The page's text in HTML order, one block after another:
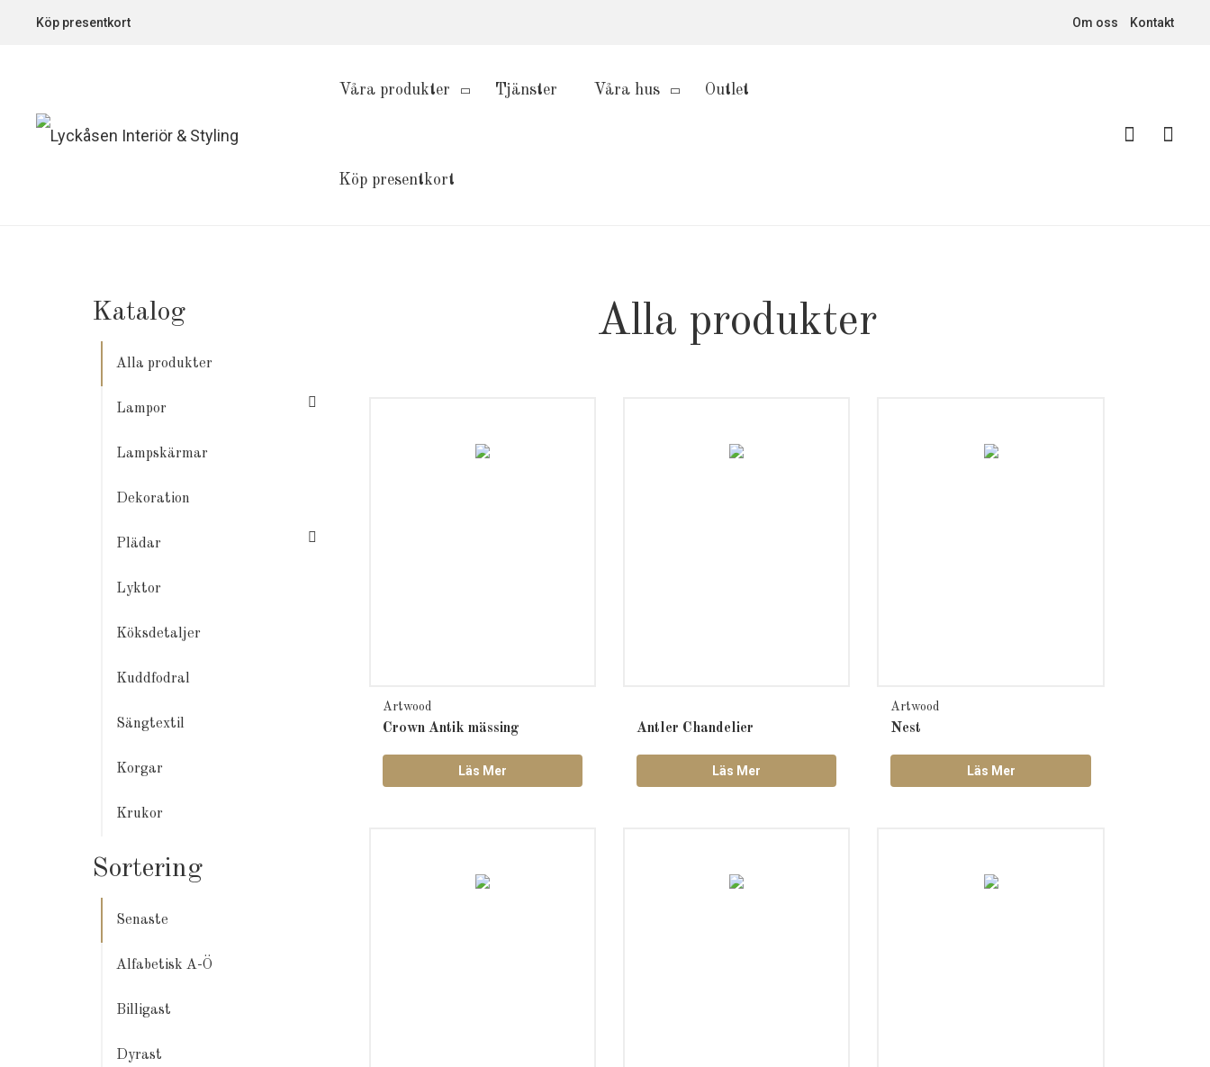
Köp presentkort Om oss Kontakt
Våra produkter Tjänster Våra hus Outlet
Köp presentkort
Katalog
Alla produkter
Lampor
Lampskärmar
Dekoration
Plädar
Lyktor
Köksdetaljer
Kuddfodral
Sängtextil
Korgar
Krukor
Sortering
Senaste
Alfabetisk A-Ö
Billigast
Dyrast
Alla produkter
Artwood
Crown Antik mässing
Läs Mer
Antler Chandelier
Läs Mer
Artwood
Nest
Läs Mer